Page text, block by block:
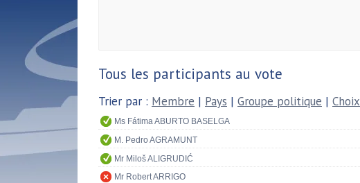
Tous les participants au vote
Trier par : Membre | Pays | Groupe politique | Choix
Ms Fátima ABURTO BASELGA
M. Pedro AGRAMUNT
Mr Miloš ALIGRUDIĆ
Mr Robert ARRIGO